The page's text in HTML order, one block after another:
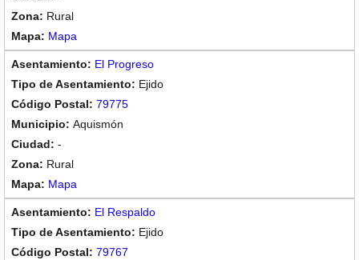
Rural
Mapa
El Progreso
Ejido
79775
Aquismón
-
Rural
Mapa
El Respaldo
Ejido
79767